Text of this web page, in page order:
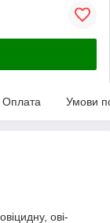
Оплата Умови
ові-